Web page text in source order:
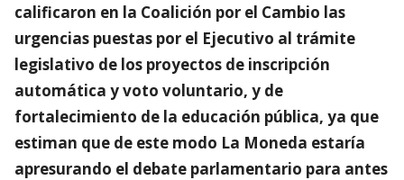
calificaron en la Coalición por el Cambio las
urgencias puestas por el Ejecutivo al trámite
legislativo de los proyectos de inscripción
automática y voto voluntario, y de
fortalecimiento de la educación pública, ya que
estiman que de este modo La Moneda estaría
apresurando el debate parlamentario para antes